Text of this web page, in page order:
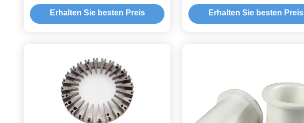
Erhalten Sie besten Preis Erhalten Sie besten Preis